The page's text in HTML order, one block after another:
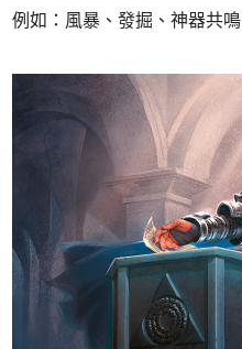
例如：風暴、發掘、神器共鳴